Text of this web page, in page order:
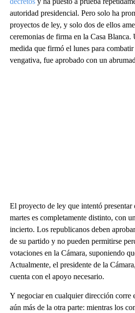
autoridad presidencial. Pero solo ha
proyectos de ley, y solo dos de ellos
ceremonias de firma en la Casa Blanca.
medida que firmó el lunes para
vengativa, fue aprobado con un
El proyecto de ley que intentó presentar
martes es completamente distinto, con
incierto. Los republicanos deben
de su partido y no pueden permitirse
votaciones en la Cámara, suponiendo
Actualmente, el presidente de la
cuenta con el apoyo necesario.
Y negociar en cualquier dirección corre
aún más de la otra parte: mientras los